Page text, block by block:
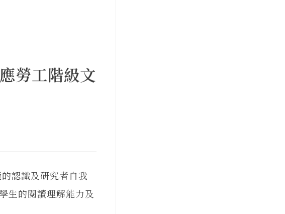
勞工階級文
認識及研究者自我
生的閱讀理解能力及